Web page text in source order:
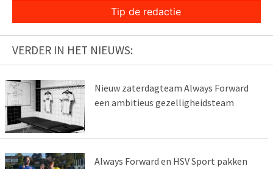
Tip de redactie
VERDER IN HET NIEUWS:
Nieuw zaterdagteam Always Forward
een ambitieus gezelligheidsteam
Always Forward en HSV Sport pakken